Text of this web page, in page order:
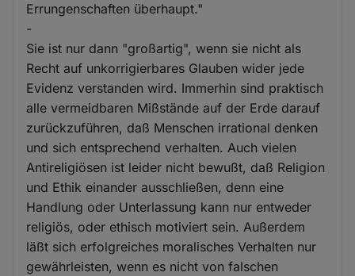
Errungenschaften überhaupt."
-
Sie ist nur dann "großartig", wenn sie nicht als
Recht auf unkorrigierbares Glauben wider jede
Evidenz verstanden wird. Immerhin sind praktisch
alle vermeidbaren Mißstände auf der Erde darauf
zurückzuführen, daß Menschen irrational denken
und sich entsprechend verhalten. Auch vielen
Antireligiösen ist leider nicht bewußt, daß Religion
und Ethik einander ausschließen, denn eine
Handlung oder Unterlassung kann nur entweder
religiös, oder ethisch motiviert sein. Außerdem
läßt sich erfolgreiches moralisches Verhalten nur
gewährleisten, wenn es nicht von falschen